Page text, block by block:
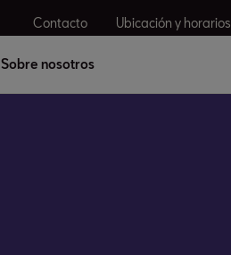
Contacto Ubicación y horarios
Sobre nosotros